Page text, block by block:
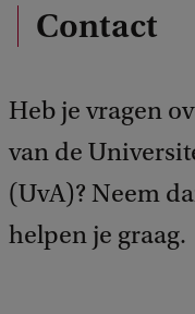
Contact
Heb je vragen
van de
(UvA)? Neem
helpen je graag.